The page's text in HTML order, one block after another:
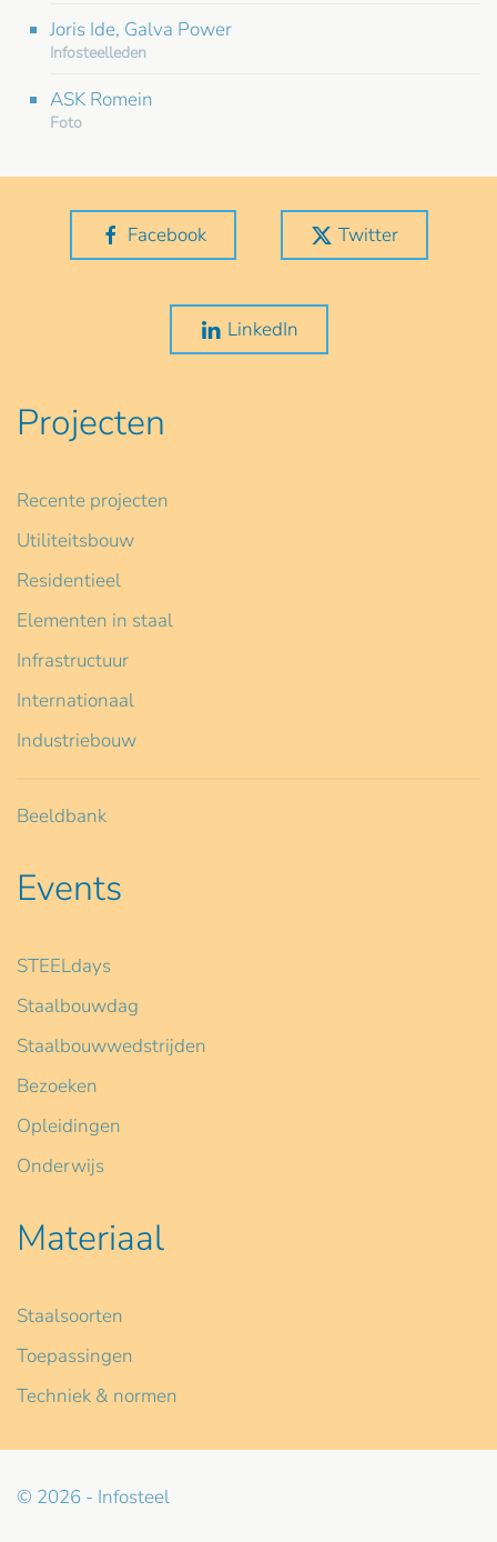
Joris Ide, Galva Power
Infosteelleden
ASK Romein
Foto
Facebook Twitter
LinkedIn
Projecten
Recente projecten
Utiliteitsbouw
Residentieel
Elementen in staal
Infrastructuur
Internationaal
Industriebouw
Beeldbank
Events
STEELdays
Staalbouwdag
Staalbouwwedstrijden
Bezoeken
Opleidingen
Onderwijs
Materiaal
Staalsoorten
Toepassingen
Techniek & normen
© 2026 - Infosteel